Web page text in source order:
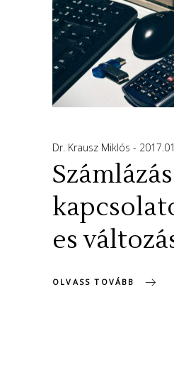
Dr. Krausz Miklós
es
OLVASS TOVÁBB